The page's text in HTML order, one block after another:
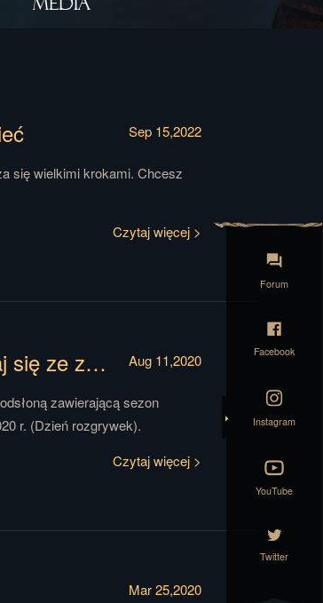
Sep 15,2022
się wielkimi krokami. Chcesz
Czytaj więcej >
Nowy sezon „Podboju przymierza” – zapoznaj się ze zmienionymi zasadami Aug 11,2020
zawierającą sezon
r. (Dzień rozgrywek).
Czytaj więcej >
Mar 25,2020
Forum
Facebook
Instagram
YouTube
Twitter